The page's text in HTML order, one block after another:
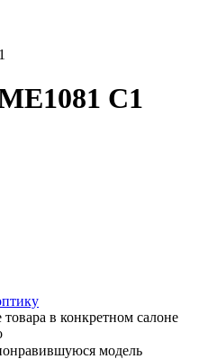
C1
в конкретном салоне
модель